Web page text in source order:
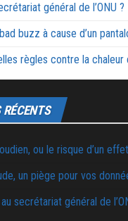
général de l’ONU ?
buzz à cause d’un
règles contre la chaleur
ou le risque d’un
un piège pour vos
secrétariat général de